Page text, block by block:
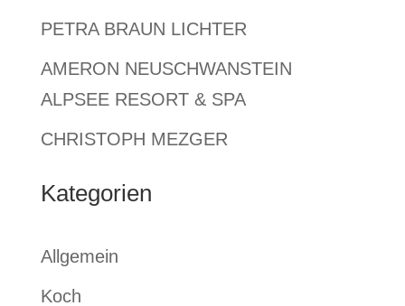
PETRA BRAUN LICHTER
AMERON NEUSCHWANSTEIN
ALPSEE RESORT & SPA
CHRISTOPH MEZGER
Kategorien
Allgemein
Koch